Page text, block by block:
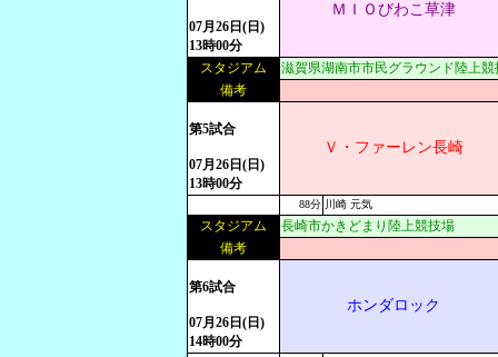
07月26日(日)
13時00分
ＭＩＯびわこ草津
スタジアム
滋賀県湖南市市民グラウンド陸上競
備考
第5試合
07月26日(日)
13時00分
Ｖ・ファーレン長崎
88分 川崎 元気
スタジアム
長崎市かきどまり陸上競技場
備考
第6試合
07月26日(日)
14時00分
ホンダロック